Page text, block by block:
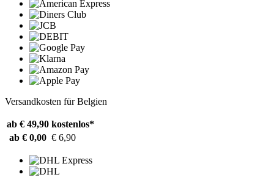
Versandkosten für Belgien
ab € 49,90 kostenlos*
ab € 0,00 € 6,90